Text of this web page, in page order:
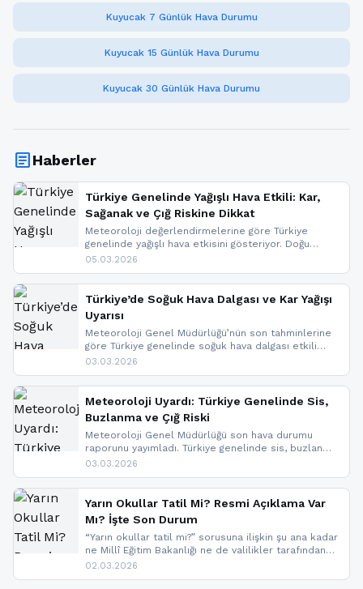
Kuyucak 7 Günlük Hava Durumu
Kuyucak 15 Günlük Hava Durumu
Kuyucak 30 Günlük Hava Durumu
articleHaberler
Türkiye Genelinde Yağışlı Hava Etkili: Kar,
Sağanak ve Çığ Riskine Dikkat
Meteoroloji değerlendirmelerine göre Türkiye
genelinde yağışlı hava etkisini gösteriyor. Doğu
bölgelerinde kar yağışı beklenirken Marmara ve
ise çığ tehlikesi bulunuyor. İç kesimlerde sis ve pus
nedeniyle görüş mesafesinde azalma
yaşanabileceği belirtiliyor.
05.03.2026
Türkiye’de Soğuk Hava Dalgası ve Kar Yağışı
Uyarısı
Meteoroloji Genel Müdürlüğü’nün son tahminlerine
göre Türkiye genelinde soğuk hava dalgası etkili
oluyor. Birçok il için kar yağışı ve buzlanma uyarısı
03.03.2026
Meteoroloji Uyardı: Türkiye Genelinde Sis,
Buzlanma ve Çığ Riski
Meteoroloji Genel Müdürlüğü son hava durumu
raporunu yayımladı. Türkiye genelinde sis, buzlanma
ve don beklenirken Doğu Anadolu ve Doğu
yapıldı. İşte son dakika meteoroloji gelişmeleri.
03.03.2026
Yarın Okullar Tatil Mi? Resmi Açıklama Var
Mı? İşte Son Durum
“Yarın okullar tatil mi?” sorusuna ilişkin şu ana kadar
ne Millî Eğitim Bakanlığı ne de valilikler tarafından
yapılmış resmi bir tatil açıklaması bulunmamaktadır.
02.03.2026